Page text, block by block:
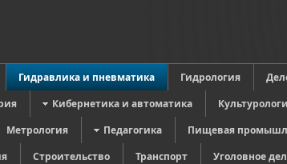
Гидравлика и пневматика Гидрология
Кибернетика и автоматика
Метрология Педагогика Пищевая
Строительство Транспорт Уголовное